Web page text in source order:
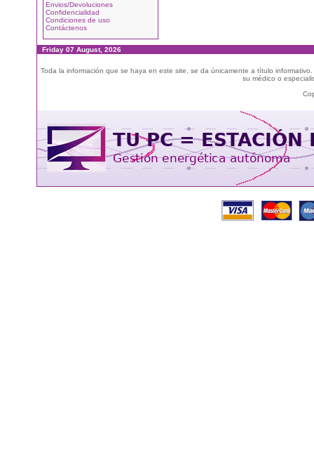
Envios/Devoluciones
Confidencialidad
Condiciones de uso
Contáctenos
Friday 07 August, 2026
Toda la información que se haya en este site, se da únicamente a título
su médico o